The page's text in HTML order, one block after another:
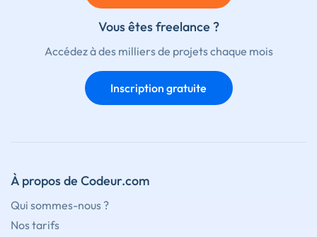
Vous êtes freelance ?
Accédez à des milliers de projets chaque mois
Inscription gratuite
À propos de Codeur.com
Qui sommes-nous ?
Nos tarifs